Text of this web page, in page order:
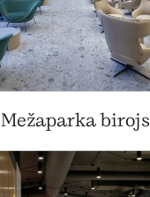
Mežaparka birojs